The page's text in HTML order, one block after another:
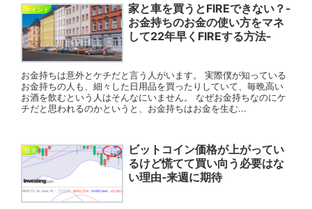
マインド
家と車を買うとFIREできない？-
お金持ちのお金の使い方をマネ
して22年早くFIREする方法-
お金持ちは意外とケチだと言う人がいます。 実際僕が知っている
お金持ちの人も、細々した日用品を買ったりしていて、毎晩高い
お酒を飲むという人はそんなにいません。 なぜお金持ちなのにケ
チだと思われるのかというと、お金持ちはお金を生む...
投資
ビットコイン価格が上がってい
るけど慌てて買い向う必要はな
い理由‐来週に期待